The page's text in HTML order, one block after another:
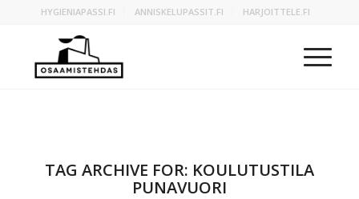
HYGIENIAPASSI.FI ANNISKELUPASSIT.FI HARJOITTELE.FI
TAG ARCHIVE FOR: KOULUTUSTILA
PUNAVUORI